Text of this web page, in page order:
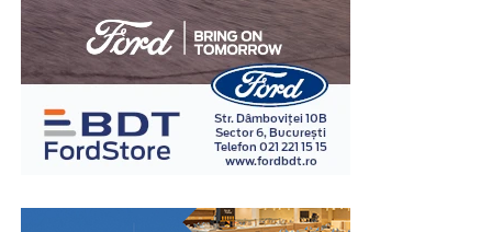
Un amanet mașini poate reprezenta o opțiune potrivită
atunci când este utilizat pentru acoperirea unei nevoi
financiare pe termen scurt și este însoțit de un plan
realist de rambursare. Înainte de semnarea contractului,
este recomandată analizarea perioadei de finanțare, a
costurilor și a tuturor condițiilor contractuale, pentru
ca soluția aleasă să fie adaptată situației financiare